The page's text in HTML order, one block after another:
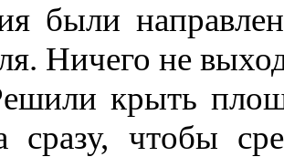
были
Ничего не
крыть
сразу, чтобы